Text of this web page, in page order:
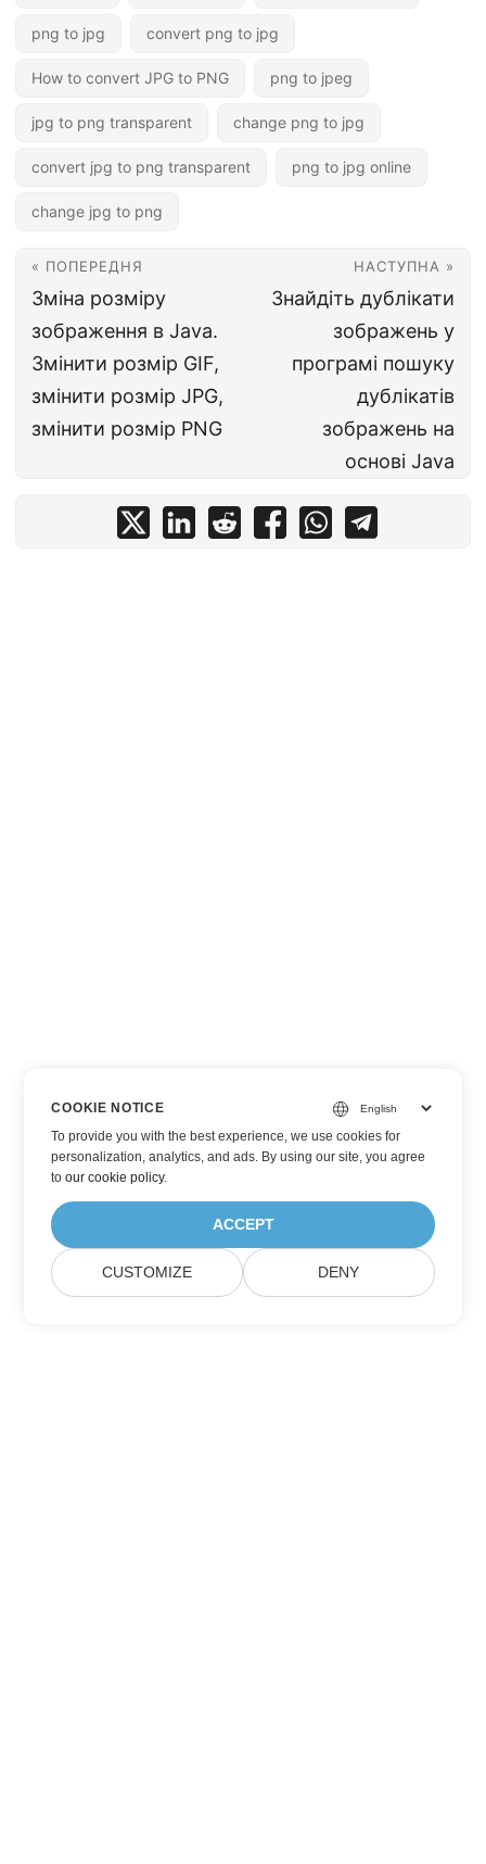
png to jpg convert png to jpg
How to convert JPG to PNG png to jpeg
jpg to png transparent change png to jpg
convert jpg to png transparent png to jpg online
change jpg to png
« ПОПЕРЕДНЯ
Зміна розміру
зображення в Java.
Змінити розмір GIF,
змінити розмір JPG,
змінити розмір PNG
НАСТУПНА »
Знайдіть дублікати
зображень у
програмі пошуку
дублікатів
зображень на
основі Java
COOKIE NOTICE
To provide you with the best experience, we use cookies for
personalization, analytics, and ads. By using our site, you agree
toour cookie policy.
ACCEPT
CUSTOMIZE DENY